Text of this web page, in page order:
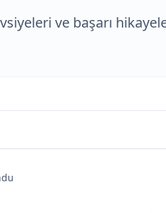
ve başarı